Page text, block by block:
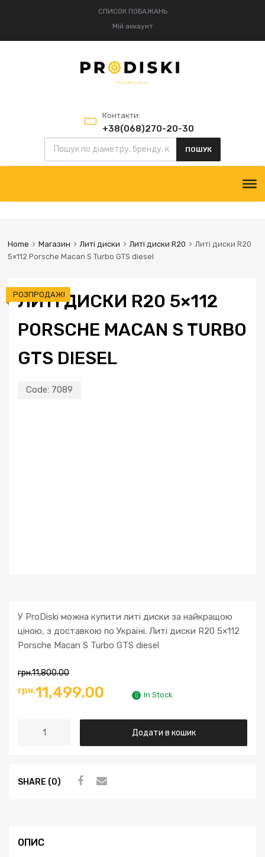
СПИСОК ПОБАЖАНЬ
Мій аккаунт
Контакти:
+38(068)270-20-30
+38(095)834-52-75
ПОШУК
Home Магазин Литі диски Литі диски R20
Литі диски R20
5×112 Porsche Macan S Turbo GTS diesel
ЛИТІ ДИСКИ R20 5×112
PORSCHE MACAN S TURBO
GTS DIESEL
Code: 7089
РОЗПРОДАЖ!
У ProDiski можна купити литі диски за найкращою
ціною, з доставкою по Україні. Литі диски R20 5×112
Porsche Macan S Turbo GTS diesel
грн.11,800.00
грн.11,499.00 In Stock
Додати в кошик
SHARE (0)
ОПИС